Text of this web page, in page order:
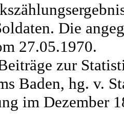
Die
27.05.1970.
zur
Baden, hg. v.
im Dezember